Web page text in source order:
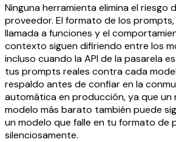
Ninguna herramienta elimina el riesgo
proveedor. El formato de los
llamada a funciones y el
contexto siguen difiriendo entre los
incluso cuando la API de la pasarela
tus prompts reales contra cada
respaldo antes de confiar en la
automática en producción, ya que un
modelo más barato también puede
un modelo que falle en tu formato de
silenciosamente.